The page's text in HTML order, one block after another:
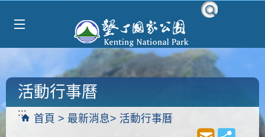
:::
首頁 最新消息 活動行事曆
活動行事曆